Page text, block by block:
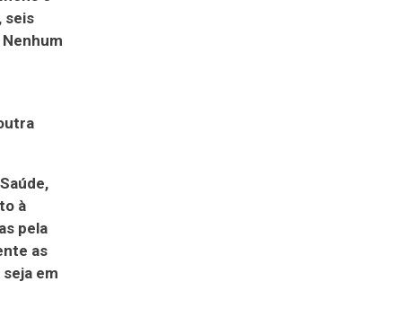
seis
à
pela
as
em